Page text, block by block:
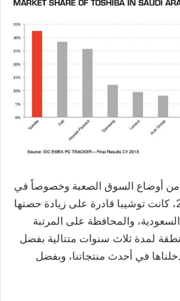
من أوضاع السوق الصعبة وخصوصاً في
الربع الثاني والثالث من 2013، كانت توشيبا قادرة على زيادة حصتها
والمحافظة على المرتبة
لمدة ثلاث سنوات متتالية بفضل
في أحدث منتجاتنا، وبفضل